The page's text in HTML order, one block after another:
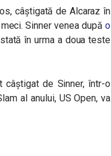
câștigată de Alcaraz în
Sinner venea dupăo
în urma a doua teste
câștigat de Sinner, într-o
al anului, US Open, va